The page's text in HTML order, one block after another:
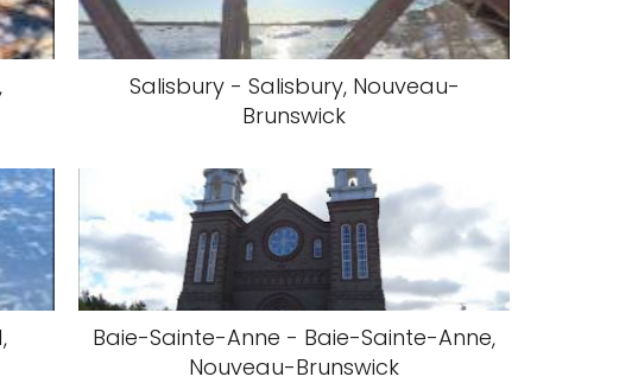
Salisbury - Salisbury, Nouveau-
Brunswick
Baie-Sainte-Anne - Baie-Sainte-Anne,
Nouveau-Brunswick